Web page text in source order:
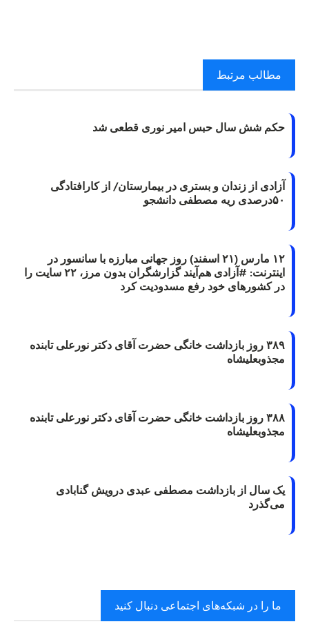
مطالب مرتبط
حکم شش سال حبس امیر نوری قطعی شد
آزادی از زندان و بستری در بیمارستان/ از کارافتادگی
۵۰درصدی ریه مصطفی دانشجو
۱۲ مارس (۲۱ اسفند) روز جهانی مبارزه با سانسور در
اینترنت: #آزادی هم‌آیند گزارشگران‌ بدون مرز، ۲۲ سایت را
در کشورهای خود رفع مسدودیت کرد
۳۸۹ روز بازداشت خانگی حضرت آقای دکتر نورعلی تابنده
مجذوبعلیشاه
۳۸۸ روز بازداشت خانگی حضرت آقای دکتر نورعلی تابنده
مجذوبعلیشاه
یک سال از بازداشت مصطفی عبدی درویش گنابادی
می‌گذرد
ما را در شبکه‌های اجتماعی دنبال کنید